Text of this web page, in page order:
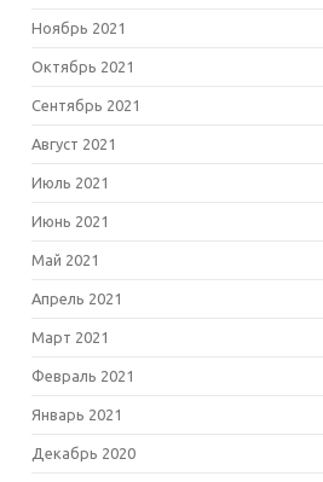
Ноябрь 2021
Октябрь 2021
Сентябрь 2021
Август 2021
Июль 2021
Июнь 2021
Май 2021
Апрель 2021
Март 2021
Февраль 2021
Январь 2021
Декабрь 2020